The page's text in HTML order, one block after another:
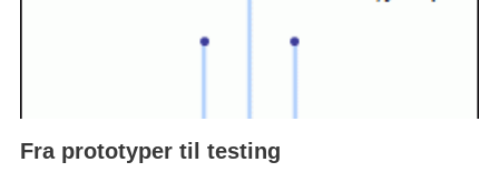
Fra prototyper til testing